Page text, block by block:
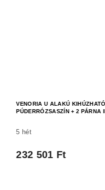
VENORIA U ALAKÚ
PÚDERRÓZSASZÍN + 2 PÁRNA
5 hét
232 501 Ft